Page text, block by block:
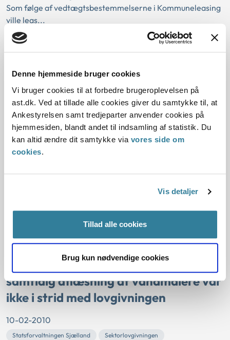
Denne hjemmeside bruger cookies
Vi bruger cookies til at forbedre brugeroplevelsen på
ast.dk. Ved at tillade alle cookies giver du samtykke til, at
Ankestyrelsen samt tredjeparter anvender cookies på
hjemmesiden, blandt andet til indsamling af statistik. Du
kan altid ændre dit samtykke via vores side om
cookies.
Vis detaljer
Tillad alle cookies
Brug kun nødvendige cookies
Som følge af vedtægtsbestemmelserne i Kommuneleasing
ville leas...
Takstforhøjelser for
29-09-2010
Statsforvaltningen Midtjylland
Sektorlovgivningen
Øvrig sektorlov
Hvile i sig selv-princippet
Aarhus Kommune besluttede i forbindelse med
godkendelse af en kirkegårdsudviklingsplan at hæve
indføre brugerbetaling for leje af jord allerede ved
Statsforvaltningen Midtjylland vurderede, at taksterne
skulle fastlægges ud fra ”hvile i sig selv”-princippet, således
Kommunes ændring af
forbrugsafgift for vandafledning uden
samtidig aflæsning af vandmålere var
ikke i strid med lovgivningen
10-02-2010
Statsforvaltningen Sjælland
Sektorlovgivningen